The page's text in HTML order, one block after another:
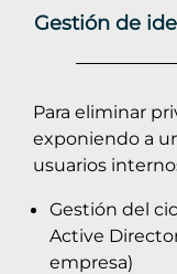
Gestión de
Para eliminar
exponiendo a
usuarios
Gestión del
Active
empresa)